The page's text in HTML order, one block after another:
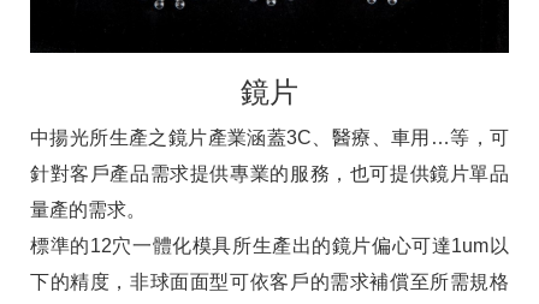
鏡片
中揚光所生產之鏡片產業涵蓋3C、醫療、車用…等，可
針對客戶產品需求提供專業的服務，也可提供鏡片單品
量產的需求。
標準的12穴一體化模具所生產出的鏡片偏心可達1um以
下的精度，非球面面型可依客戶的需求補償至所需規格